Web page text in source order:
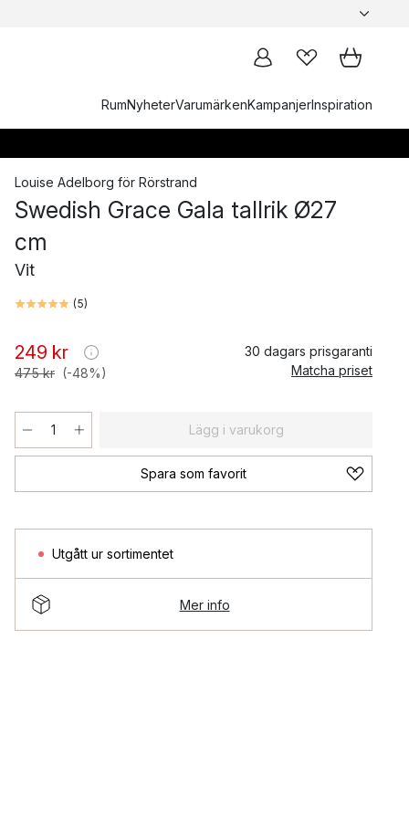
RumNyheterVarumärkenKampanjerInspiration
Louise Adelborg för Rörstrand
Swedish Grace Gala tallrik Ø27
cm
Vit
(5)
249 kr
475 kr (-48%)
30 dagars prisgaranti
Matcha priset
Lägg i varukorg
Spara som favorit
Utgått ur sortimentet
Mer info